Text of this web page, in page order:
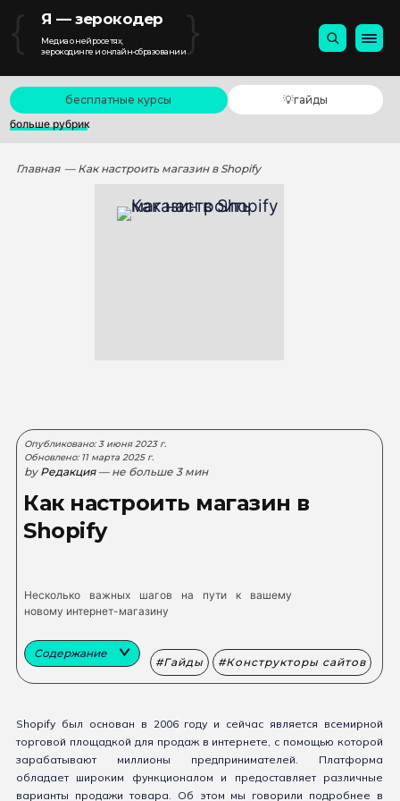
{ Я — зерокодер
Медиа о нейросетях,
зерокодинге и онлайн-образовании}
бесплатные курсы
💡гайды
больше рубрик
Главная — Как настроить магазин в Shopify
Опубликовано: 3 июня 2023 г.
Обновлено: 11 марта 2025 г.
by Редакция — не больше 3 мин
Как настроить магазин в
Shopify
Несколько важных шагов на пути к вашему
новому интернет-магазину
Содержание
Гайды Конструкторы сайтов
Shopify был основан в 2006 году и сейчас является всемирной
торговой площадкой для продаж в интернете, с помощью которой
зарабатывают миллионы предпринимателей. Платформа
обладает широким функционалом и предоставляет различные
варианты продажи товара. Об этом мы говорили подробнее в